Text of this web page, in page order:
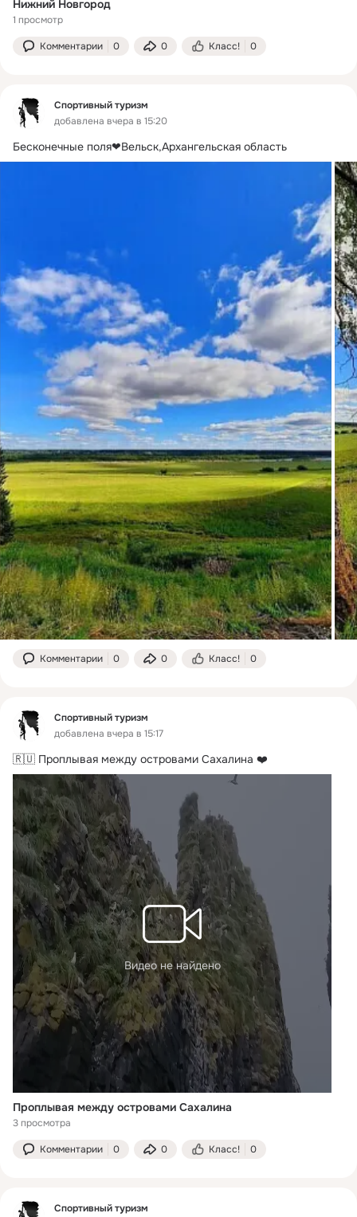
Нижний Новгород
1 просмотр
Комментарии 0 0 Класс! 0
Спортивный туризм
добавлена вчера в 15:20
Бесконечные поля❤Вельск,Архангельская область
Комментарии 0 0 Класс! 0
Спортивный туризм
добавлена вчера в 15:17
🇷🇺 Проплывая между островами Сахалина ❤️
Видео не найдено
Проплывая между островами Сахалина
3 просмотра
Комментарии 0 0 Класс! 0
Спортивный туризм